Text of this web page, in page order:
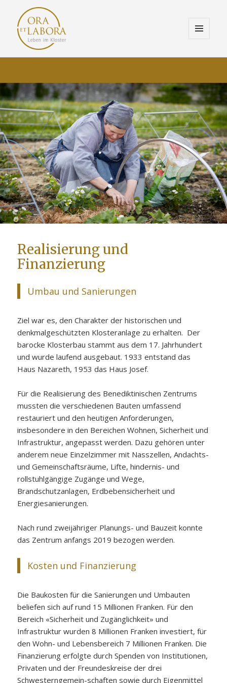
WIDGETS
Realisierung und
Finanzierung
Umbau und Sanierungen
Ziel war es, den Charakter der historischen und
denkmalgeschützten Klosteranlage zu erhalten. Der
barocke Klosterbau stammt aus dem 17. Jahrhundert
und wurde laufend ausgebaut. 1933 entstand das
Haus Nazareth, 1953 das Haus Josef.
Für die Realisierung des Benediktinischen Zentrums
mussten die verschiedenen Bauten umfassend
restauriert und den heutigen Anforderungen,
insbesondere in den Bereichen Wohnen, Sicherheit und
Infrastruktur, angepasst werden. Dazu gehören unter
anderem neue Einzelzimmer mit Nasszellen, Andachts-
und Gemeinschaftsräume, Lifte, hindernis- und
rollstuhlgängige Zugänge und Wege,
Brandschutzanlagen, Erdbebensicherheit und
Energiesanierungen.
Nach rund zweijähriger Planungs- und Bauzeit konnte
das Zentrum anfangs 2019 bezogen werden.
Kosten und Finanzierung
Die Baukosten für die Sanierungen und Umbauten
beliefen sich auf rund 15 Millionen Franken. Für den
Bereich «Sicherheit und Zugänglichkeit» und
Infrastruktur wurden 8 Millionen Franken investiert, für
den Wohn- und Lebensbereich 7 Millionen Franken. Die
Finanzierung erfolgte durch Spenden von Institutionen,
Privaten und der Freundeskreise der drei
Schwesterngemein-schaften sowie durch Eigenmittel